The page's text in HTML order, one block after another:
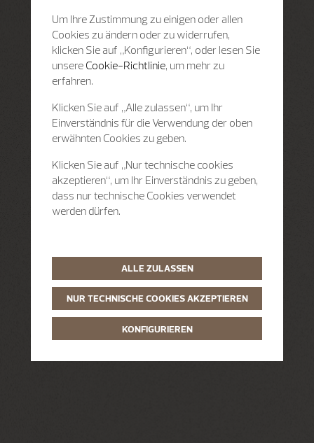
Um Ihre Zustimmung zu einigen oder allen
Cookies zu ändern oder zu widerrufen,
klicken Sie auf „Konfigurieren“, oder lesen Sie
unsere Cookie-Richtlinie, um mehr zu
erfahren.
Klicken Sie auf „Alle zulassen“, um Ihr
Einverständnis für die Verwendung der oben
erwähnten Cookies zu geben.
Klicken Sie auf „Nur technische cookies
akzeptieren“, um Ihr Einverständnis zu geben,
dass nur technische Cookies verwendet
werden dürfen.
ALLE ZULASSEN
NUR TECHNISCHE COOKIES AKZEPTIEREN
KONFIGURIEREN